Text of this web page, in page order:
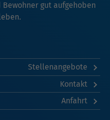
gut aufgehoben
Stellenangebote
Kontakt
Anfahrt